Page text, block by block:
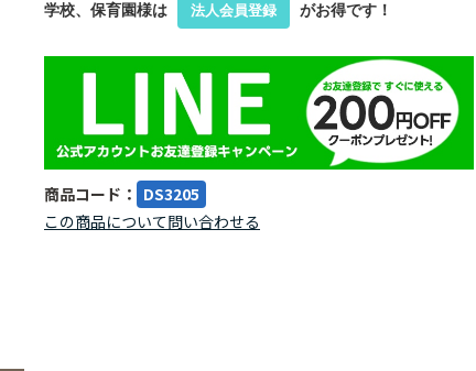
学校、保育園様は 法人会員登録 がお得です！
商品コード： DS3205
この商品について問い合わせる